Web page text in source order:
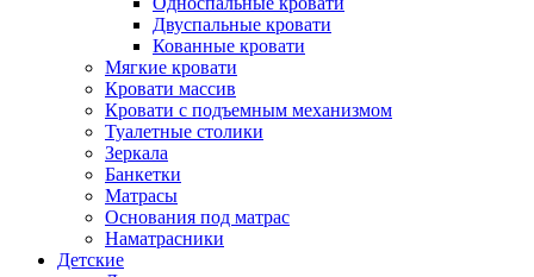
Двуспальные кровати
Кованные кровати
Мягкие кровати
Кровати массив
Кровати с подъемным механизмом
Туалетные столики
Зеркала
Банкетки
Матрасы
Основания под матрас
Наматрасники
Детские